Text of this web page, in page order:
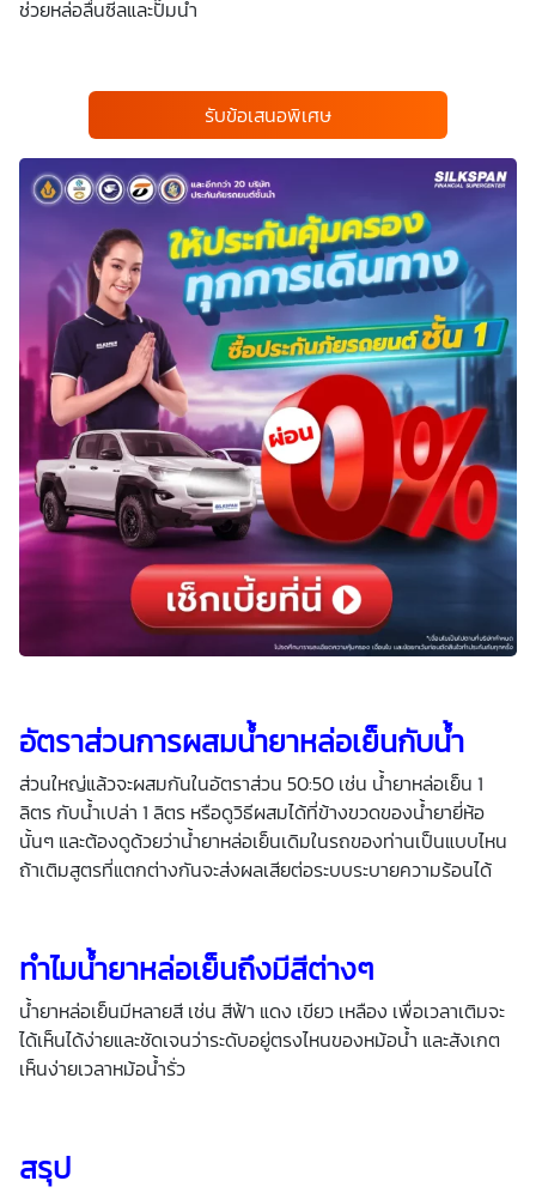
ช่วยหล่อลื่นซีลและปั๊มน้ำ
รับข้อเสนอพิเศษ
อัตราส่วนการผสมน้ำยาหล่อเย็นกับน้ำ
ส่วนใหญ่แล้วจะผสมกันในอัตราส่วน 50:50 เช่น น้ำยาหล่อเย็น 1
ลิตร กับน้ำเปล่า 1 ลิตร หรือดูวิธีผสมได้ที่ข้างขวดของน้ำยายี่ห้อ
นั้นๆ และต้องดูด้วยว่าน้ำยาหล่อเย็นเดิมในรถของท่านเป็นแบบไหน
ถ้าเติมสูตรที่แตกต่างกันจะส่งผลเสียต่อระบบระบายความร้อนได้
ทำไมน้ำยาหล่อเย็นถึงมีสีต่างๆ
น้ำยาหล่อเย็นมีหลายสี เช่น สีฟ้า แดง เขียว เหลือง เพื่อเวลาเติมจะ
ได้เห็นได้ง่ายและชัดเจนว่าระดับอยู่ตรงไหนของหม้อน้ำ และสังเกต
เห็นง่ายเวลาหม้อน้ำรั่ว
สรุป